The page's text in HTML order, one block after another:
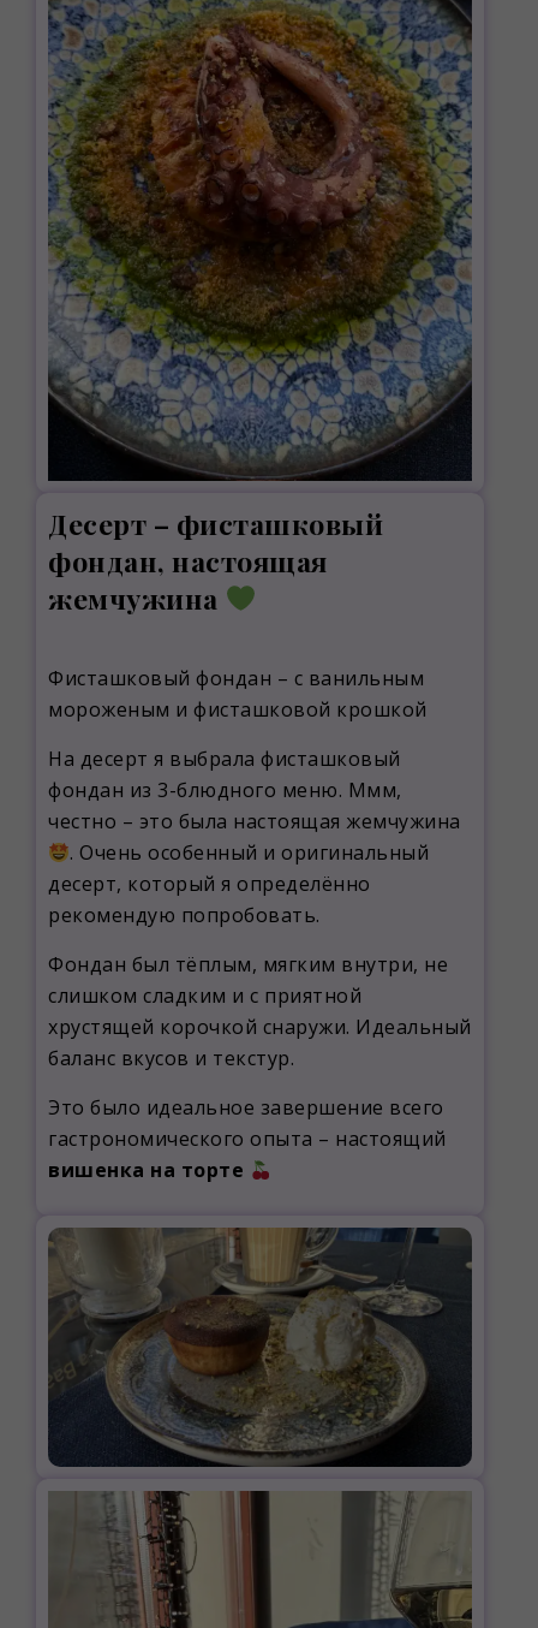
Десерт – фисташковый
фондан, настоящая
жемчужина
Фисташковый фондан – с ванильным
мороженым и фисташковой крошкой
На десерт я выбрала фисташковый
фондан из 3-блюдного меню. Ммм,
честно – это была настоящая жемчужина
. Очень особенный и оригинальный
десерт, который я определённо
рекомендую попробовать.
Фондан был тёплым, мягким внутри, не
слишком сладким и с приятной
хрустящей корочкой снаружи. Идеальный
баланс вкусов и текстур.
Это было идеальное завершение всего
гастрономического опыта – настоящий
вишенка на торте